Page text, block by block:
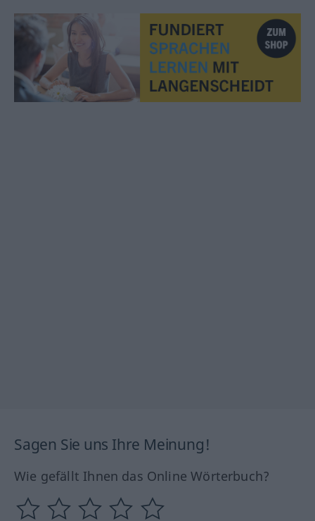
Sagen Sie uns Ihre Meinung!
Wie gefällt Ihnen das Online Wörterbuch?